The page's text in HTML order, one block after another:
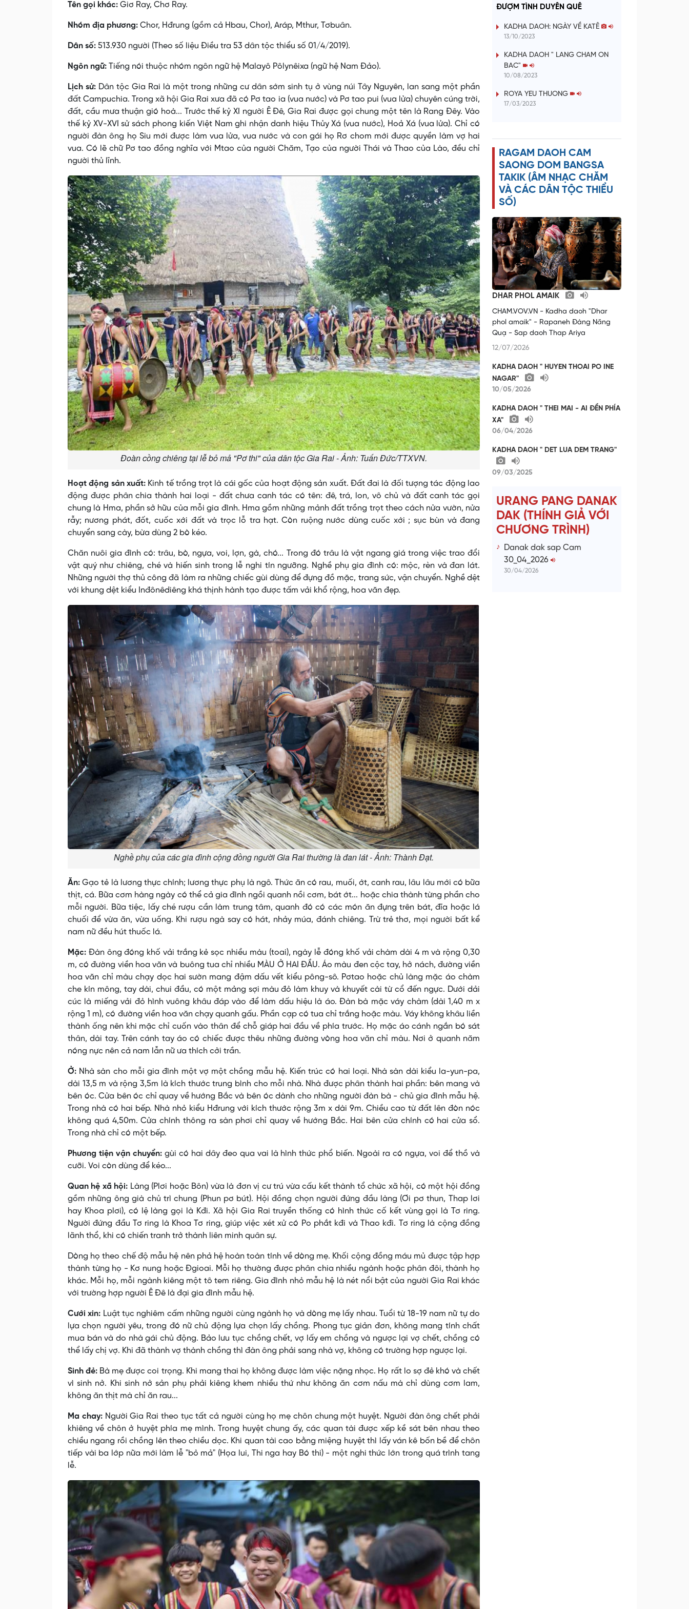
Tên gọi khác: Giơ Ray, Chơ Ray.
Nhóm địa phương: Chor, Hđrung (gồm cả Hbau, Chor), Aráp, Mthur, Tơbuân.
Dân số: 513.930 người (Theo số liệu Điều tra 53 dân tộc thiểu số 01/4/2019).
Ngôn ngữ: Tiếng nói thuộc nhóm ngôn ngữ hệ Malayô Pôlynêixa (ngữ hệ Nam Ðảo).
Lịch sử: Dân tộc Gia Rai là một trong những cư dân sớm sinh tụ ở vùng núi Tây Nguyên, lan sang một phần
đất Campuchia. Trong xã hội Gia Rai xưa đã có Pơ tao ia (vua nước) và Pơ tao pui (vua lửa) chuyên cúng trời,
đất, cầu mưa thuận gió hoà... Trước thế kỷ XI người Ê Ðê, Gia Rai được gọi chung một tên là Rang Ðêy. Vào
thế kỷ XV-XVI sử sách phong kiến Việt Nam ghi nhận danh hiệu Thủy Xá (vua nước), Hoả Xá (vua lửa). Chỉ có
người đàn ông họ Siu mới được làm vua lửa, vua nước và con gái họ Rơ chom mới được quyền làm vợ hai
vua. Có lẽ chữ Pơ tao đồng nghĩa với Mtao của người Chăm, Tạo của người Thái và Thao của Lào, đều chỉ
người thủ lĩnh.
Đoàn cồng chiêng tại lễ bỏ mả "Pơ thi" của dân tộc Gia Rai - Ảnh: Tuấn Đức/TTXVN.
Hoạt động sản xuất: Kinh tế trồng trọt là cái gốc của hoạt động sản xuất. Ðất đai là đối tượng tác động lao
động được phân chia thành hai loại - đất chưa canh tác có tên: đê, trá, lon, vô chủ và đất canh tác gọi
chung là Hma, phần sở hữu của mỗi gia đình. Hma gồm những mảnh đất trồng trọt theo cách nửa vườn, nửa
rẫy; nương phát, đốt, cuốc xới đất và trọc lỗ tra hạt. Còn ruộng nước dùng cuốc xới ; sục bùn và đang
chuyển sang cày, bừa dùng 2 bò kéo.
Chăn nuôi gia đình có: trâu, bò, ngựa, voi, lợn, gà, chó... Trong đó trâu là vật ngang giá trong việc trao đổi
vật quý như chiêng, ché và hiến sinh trong lễ nghi tín ngưỡng. Nghề phụ gia đình có: mộc, rèn và đan lát.
Những người thợ thủ công đã làm ra những chiếc gùi dùng để đựng đồ mặc, trang sức, vận chuyển. Nghề dệt
với khung dệt kiểu Inđônêdiêng khá thịnh hành tạo được tấm vải khổ rộng, hoa văn đẹp.
Nghề phụ của các gia đình cộng đồng người Gia Rai thường là đan lát - Ảnh: Thành Đạt.
Ăn: Gạo tẻ là lương thực chính; lương thực phụ là ngô. Thức ăn có rau, muối, ớt, canh rau, lâu lâu mới có bữa
thịt, cá. Bữa cơm hàng ngày có thể cả gia đình ngồi quanh nồi cơm, bát ớt... hoặc chia thành từng phần cho
mỗi người. Bữa tiệc, lấy ché rượu cần làm trung tâm, quanh đó có các món ăn đựng trên bát, đĩa hoặc lá
chuối để vừa ăn, vừa uống. Khi rượu ngà say có hát, nhảy múa, đánh chiêng. Trừ trẻ thơ, mọi người bất kể
nam nữ đều hút thuốc lá.
Mặc: Ðàn ông đóng khố vải trắng kẻ sọc nhiều màu (toai), ngày lễ đóng khố vải chàm dài 4 m và rộng 0,30
m, có đường viền hoa văn và buông tua chỉ nhiều MÀU Ở HAI ÐẦU. Áo màu đen cộc tay, hở nách, đường viền
hoa văn chỉ màu chạy dọc hai sườn mang đậm dấu vết kiểu pông-sô. Pơtao hoặc chủ làng mặc áo chàm
che kín mông, tay dài, chui đầu, có một mảng sợi màu đỏ làm khuy và khuyết cài từ cổ đến ngực. Dưới dải
cúc là miếng vải đỏ hình vuông khâu đáp vào để làm dấu hiệu là áo. Ðàn bà mặc váy chàm (dài 1,40 m x
rộng 1 m), có đường viền hoa văn chạy quanh gấu. Phần cạp có tua chỉ trắng hoặc màu. Váy không khâu liền
thành ống nên khi mặc chỉ cuốn vào thân để chỗ giáp hai đầu về phía trước. Họ mặc áo cánh ngắn bó sát
thân, dài tay. Trên cánh tay áo có chiếc được thêu những đường vòng hoa văn chỉ màu. Nơi ở quanh năm
nóng nực nên cả nam lẫn nữ ưa thích cởi trần.
Ở: Nhà sàn cho mỗi gia đình một vợ một chồng mẫu hệ. Kiến trúc có hai loại. Nhà sàn dài kiểu la-yun-pa,
dài 13,5 m và rộng 3,5m là kích thước trung bình cho mỗi nhà. Nhà được phân thành hai phần: bên mang và
bên óc. Cửa bên óc chỉ quay về hướng Bắc và bên óc dành cho những người đàn bà - chủ gia đình mẫu hệ.
Trong nhà có hai bếp. Nhà nhỏ kiểu Hđrung với kích thước rộng 3m x dài 9m. Chiều cao từ đất lên đòn nóc
không quá 4,50m. Cửa chính thông ra sàn phơi chỉ quay về hướng Bắc. Hai bên cửa chính có hai cửa sổ.
Trong nhà chỉ có một bếp.
Phương tiện vận chuyển:gùi có hai dây đeo qua vai là hình thức phổ biến. Ngoài ra có ngựa, voi để thồ và
cưỡi. Voi còn dùng để kéo...
Quan hệ xã hội: Làng (Plơi hoặc Bôn) vừa là đơn vị cư trú vừa cấu kết thành tổ chức xã hội, có một hội đồng
gồm những ông già chủ trì chung (Phun pơ bút). Hội đồng chọn người đứng đầu làng (Ơi pơ thun, Thap lơi
hay Khoa plơi), có lệ làng gọi là Kđi. Xã hội Gia Rai truyền thống có hình thức cố kết vùng gọi là Tơ ring.
Người đứng đầu Tơ ring là Khoa Tơ ring, giúp việc xét xử có Po phắt kđi và Thao kđi. Tơ ring là cộng đồng
lãnh thổ, khi có chiến tranh trở thành liên minh quân sự.
Dòng họ theo chế độ mẫu hệ nên phả hệ hoàn toàn tính về dòng mẹ. Khối cộng đồng máu mủ được tập hợp
thành từng họ - Kơ nung hoặc Ðgioai. Mỗi họ thường được phân chia nhiều ngành hoặc phân đôi, thành họ
khác. Mỗi họ, mỗi ngành kiêng một tô tem riêng. Gia đình nhỏ mẫu hệ là nét nổi bật của người Gia Rai khác
với trường hợp người Ê Ðê là đại gia đình mẫu hệ.
Cưới xin: Luật tục nghiêm cấm những người cùng ngành họ và dòng mẹ lấy nhau. Tuổi từ 18-19 nam nữ tự do
lựa chọn người yêu, trong đó nữ chủ động lựa chọn lấy chồng. Phong tục giản đơn, không mang tính chất
mua bán và do nhà gái chủ động. Bảo lưu tục chồng chết, vợ lấy em chồng và ngược lại vợ chết, chồng có
thể lấy chị vợ. Khi đã thành vợ thành chồng thì đàn ông phải sang nhà vợ, không có trường hợp ngược lại.
Sinh đẻ: Bà mẹ được coi trọng. Khi mang thai họ không được làm việc nặng nhọc. Họ rất lo sợ đẻ khó và chết
vì sinh nở. Khi sinh nở sản phụ phải kiêng khem nhiều thứ như không ăn cơm nấu mà chỉ dùng cơm lam,
không ăn thịt mà chỉ ăn rau...
Ma chay: Người Gia Rai theo tục tất cả người cùng họ mẹ chôn chung một huyệt. Người đàn ông chết phải
khiêng về chôn ở huyệt phía mẹ mình. Trong huyệt chung ấy, các quan tài được xếp kề sát bên nhau theo
chiều ngang rồi chồng lên theo chiều dọc. Khi quan tài cao bằng miệng huyệt thì lấy ván kê bốn bề để chôn
tiếp vài ba lớp nữa mới làm lễ "bỏ mả" (Họa lui, Thi nga hay Bó thi) - một nghi thức lớn trong quá trình tang
lễ.
a
y
V
d
o
ĐƯỢM TÌNH DUYÊN QUÊ
KADHA DAOH: NGÀY VỀ KATÊ
13/10/2023
KADHA DAOH " LANG CHAM ON
BAC"
10/08/2023
ROYA YEU THUONG
17/03/2023
RAGAM DAOH CAM
SAONG DOM BANGSA
TAKIK (ÂM NHẠC CHĂM
VÀ CÁC DÂN TỘC THIỂU
SỐ)
DHAR PHOL AMAIK
CHAM.VOV.VN - Kadha daoh "Dhar
phol amaik" - Rapaneh Đàng Năng
Quạ - Sap daoh Thap Ariya
12/07/2026
KADHA DAOH " HUYEN THOAI PO INE
NAGAR"
10/05/2026
KADHA DAOH " THEI MAI - AI ĐỀN PHÍA
XA"
06/04/2026
KADHA DAOH " DET LUA DEM TRANG"
09/03/2025
URANG PANG DANAK
DAK (THÍNH GIẢ VỚI
CHƯƠNG TRÌNH)
Danak dak sap Cam
30_04_2026
30/04/2026